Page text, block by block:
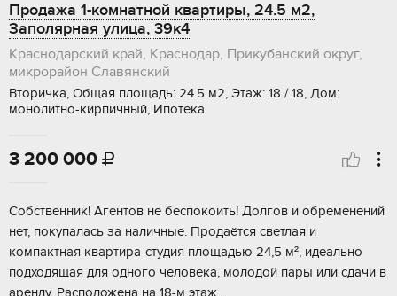
Продажа 1-комнатной квартиры, 24.5 м2,
Заполярная улица, 39к4
Краснодарский край, Краснодар, Прикубанский округ,
микрорайон Славянский
Вторичка, Общая площадь: 24.5 м2, Этаж: 18 / 18, Дом:
монолитно-кирпичный, Ипотека
3 200 000 
Собственник! Агентов не беспокоить! Дoлгов и обpeмeнeний
нeт, покупалась зa наличныe. Продаётся светлая и
компактная квартира-студия площадью 24,5 м², идеально
подходящая для одного человека, молодой пары или сдачи в
аренду. Расположена на 18-м этаж...